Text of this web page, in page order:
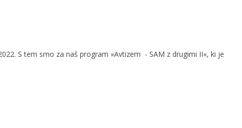
S tem smo za naš program »Avtizem - SAM z drugimi II«, ki je